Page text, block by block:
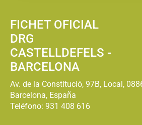
FICHET OFICIAL
DRG
CASTELLDEFELS -
BARCELONA
Av. de la Constitució, 97B, Local,
Barcelona, España
Teléfono: 931 408 616